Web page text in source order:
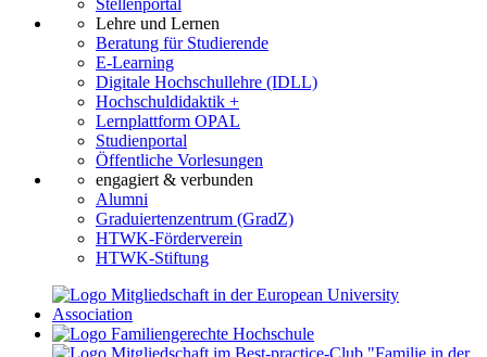
Lehre und Lernen
Beratung für Studierende
E-Learning
Digitale Hochschullehre (IDLL)
Hochschuldidaktik +
Lernplattform OPAL
Studienportal
Öffentliche Vorlesungen
engagiert & verbunden
Alumni
Graduiertenzentrum (GradZ)
HTWK-Förderverein
HTWK-Stiftung